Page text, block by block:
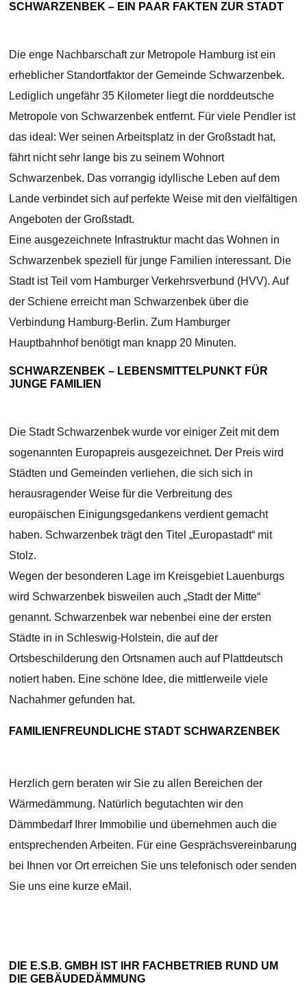
SCHWARZENBEK – EIN PAAR FAKTEN ZUR STADT
Die enge Nachbarschaft zur Metropole Hamburg ist ein
erheblicher Standortfaktor der Gemeinde Schwarzenbek.
Lediglich ungefähr 35 Kilometer liegt die norddeutsche
Metropole von Schwarzenbek entfernt. Für viele Pendler ist
das ideal: Wer seinen Arbeitsplatz in der Großstadt hat,
fährt nicht sehr lange bis zu seinem Wohnort
Schwarzenbek. Das vorrangig idyllische Leben auf dem
Lande verbindet sich auf perfekte Weise mit den vielfältigen
Angeboten der Großstadt.
Eine ausgezeichnete Infrastruktur macht das Wohnen in
Schwarzenbek speziell für junge Familien interessant. Die
Stadt ist Teil vom Hamburger Verkehrsverbund (HVV). Auf
der Schiene erreicht man Schwarzenbek über die
Verbindung Hamburg-Berlin. Zum Hamburger
Hauptbahnhof benötigt man knapp 20 Minuten.
SCHWARZENBEK – LEBENSMITTELPUNKT FÜR
JUNGE FAMILIEN
Die Stadt Schwarzenbek wurde vor einiger Zeit mit dem
sogenannten Europapreis ausgezeichnet. Der Preis wird
Städten und Gemeinden verliehen, die sich sich in
herausragender Weise für die Verbreitung des
europäischen Einigungsgedankens verdient gemacht
haben. Schwarzenbek trägt den Titel „Europastadt“ mit
Stolz.
Wegen der besonderen Lage im Kreisgebiet Lauenburgs
wird Schwarzenbek bisweilen auch „Stadt der Mitte“
genannt. Schwarzenbek war nebenbei eine der ersten
Städte in in Schleswig-Holstein, die auf der
Ortsbeschilderung den Ortsnamen auch auf Plattdeutsch
notiert haben. Eine schöne Idee, die mittlerweile viele
Nachahmer gefunden hat.
FAMILIENFREUNDLICHE STADT SCHWARZENBEK
Herzlich gern beraten wir Sie zu allen Bereichen der
Wärmedämmung. Natürlich begutachten wir den
Dämmbedarf Ihrer Immobilie und übernehmen auch die
entsprechenden Arbeiten. Für eine Gesprächsvereinbarung
bei Ihnen vor Ort erreichen Sie uns telefonisch oder senden
Sie uns eine kurze eMail.
DIE E.S.B. GMBH IST IHR FACHBETRIEB RUND UM
DIE GEBÄUDEDÄMMUNG